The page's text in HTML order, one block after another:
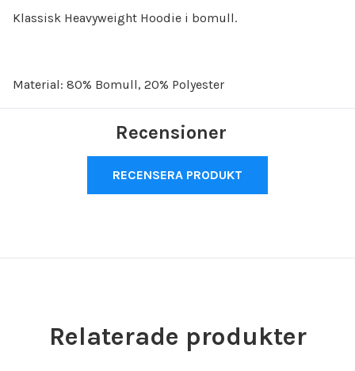
Klassisk Heavyweight Hoodie i bomull.
Material: 80% Bomull, 20% Polyester
Recensioner
RECENSERA PRODUKT
Relaterade produkter